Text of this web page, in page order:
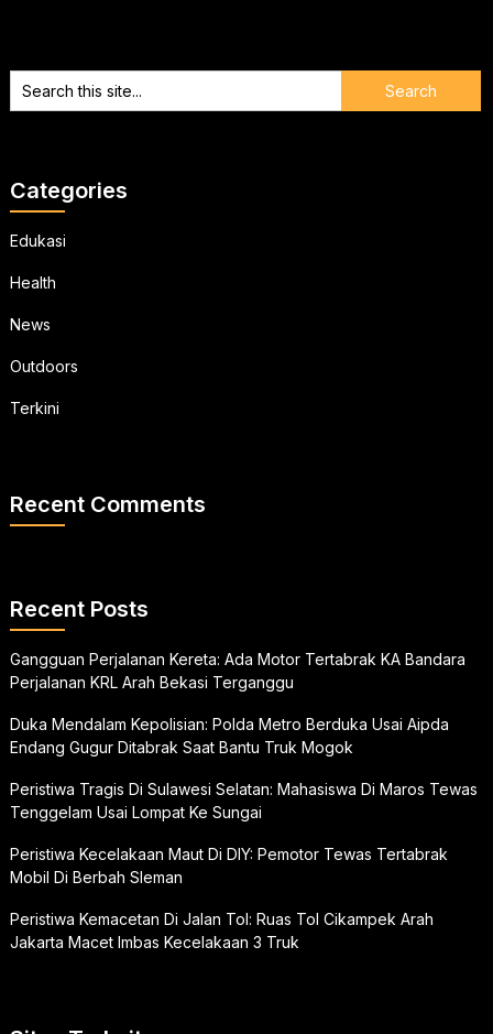
Categories
Edukasi
Health
News
Outdoors
Terkini
Recent Comments
Recent Posts
Gangguan Perjalanan Kereta: Ada Motor Tertabrak KA Bandara
Perjalanan KRL Arah Bekasi Terganggu
Duka Mendalam Kepolisian: Polda Metro Berduka Usai Aipda
Endang Gugur Ditabrak Saat Bantu Truk Mogok
Peristiwa Tragis Di Sulawesi Selatan: Mahasiswa Di Maros Tewas
Tenggelam Usai Lompat Ke Sungai
Peristiwa Kecelakaan Maut Di DIY: Pemotor Tewas Tertabrak
Mobil Di Berbah Sleman
Peristiwa Kemacetan Di Jalan Tol: Ruas Tol Cikampek Arah
Jakarta Macet Imbas Kecelakaan 3 Truk